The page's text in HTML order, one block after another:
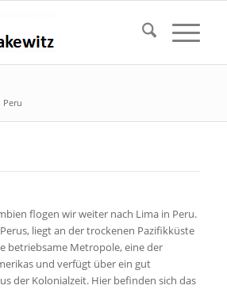
Peru
flogen wir weiter nach Lima in Peru.
liegt an der trockenen Pazifikküste
betriebsame Metropole, eine der
und verfügt über ein gut
der Kolonialzeit. Hier befinden sich das